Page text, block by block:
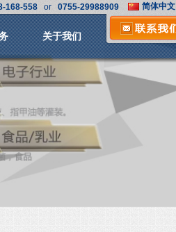
168-558 or 0755-29988909
简体中文
English
日文
关于我们